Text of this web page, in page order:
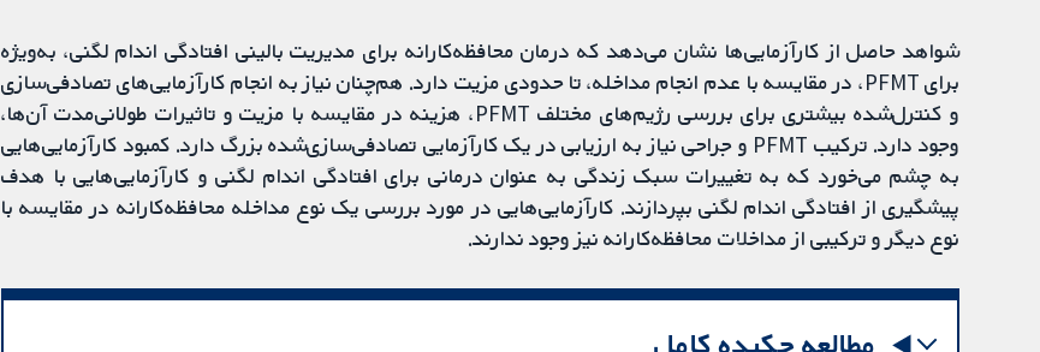
شواهد حاصل از کارآزمایی‌ها نشان می‌دهد که درمان محافظه‌کارانه‌ برای مدیریت بالینی افتادگی اندام لگنی، به‌ویژه
برای PFMT، در مقایسه با عدم انجام مداخله، تا حدودی مزیت دارد. هم‌چنان نیاز به انجام کارآزمایی‌های تصادفی‌سازی
و کنترل‌شده بیشتری برای بررسی رژیم‌های مختلف PFMT، هزینه در مقایسه با مزیت و تاثیرات طولانی‌مدت آن‌ها،
وجود دارد. ترکیب PFMT و جراحی نیاز به ارزیابی در یک کارآزمایی تصادفی‌سازی‌شده بزرگ دارد. کمبود کارآزمایی‌هایی
به چشم می‌خورد که به تغییرات سبک زندگی به عنوان درمانی برای افتادگی اندام لگنی و کارآزمایی‌هایی با هدف
پیشگیری از افتادگی اندام لگنی بپردازند. کارآزمایی‌هایی در مورد بررسی یک نوع مداخله محافظه‌کارانه در مقایسه با
نوع دیگر و ترکیبی از مداخلات محافظه‌کارانه نیز وجود ندارند.